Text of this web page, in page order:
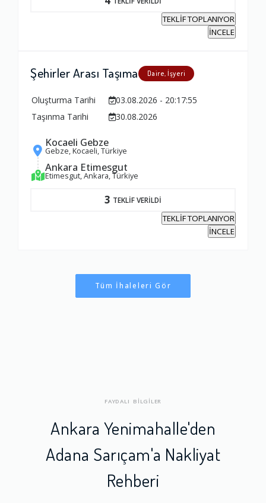
TEKLİF TOPLANIYOR
İNCELE
Şehirler Arası Taşıma Daire, İşyeri
Oluşturma Tarihi
03.08.2026 - 20:17:55
Taşınma Tarihi
30.08.2026
Kocaeli Gebze
Gebze, Kocaeli, Türkiye
Ankara Etimesgut
Etimesgut, Ankara, Türkiye
3 TEKLİF VERİLDİ
TEKLİF TOPLANIYOR
İNCELE
Tüm İhaleleri Gör
FAYDALI BİLGİLER
Ankara Yenimahalle'den
Adana Sarıçam'a Nakliyat
Rehberi